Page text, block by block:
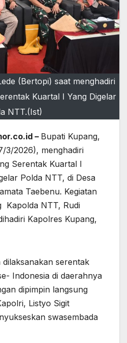
(Bertopi) saat menghadiri
Kuartal I Yang Digelar
NTT.(Ist)
– Bupati Kupang,
3/2026), menghadiri
Serentak Kuartal I
Polda NTT, di Desa
Taebenu. Kegiatan
Kapolda NTT, Rudi
Kapolres Kupang,
dilaksanakan serentak
Indonesia di daerahnya
dipimpin langsung
Listyo Sigit
swasembada